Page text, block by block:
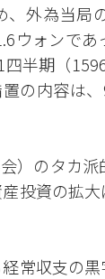
外為当局
ウォンで
半期（
の内容は
）のタカ
投資の拡
常収支の